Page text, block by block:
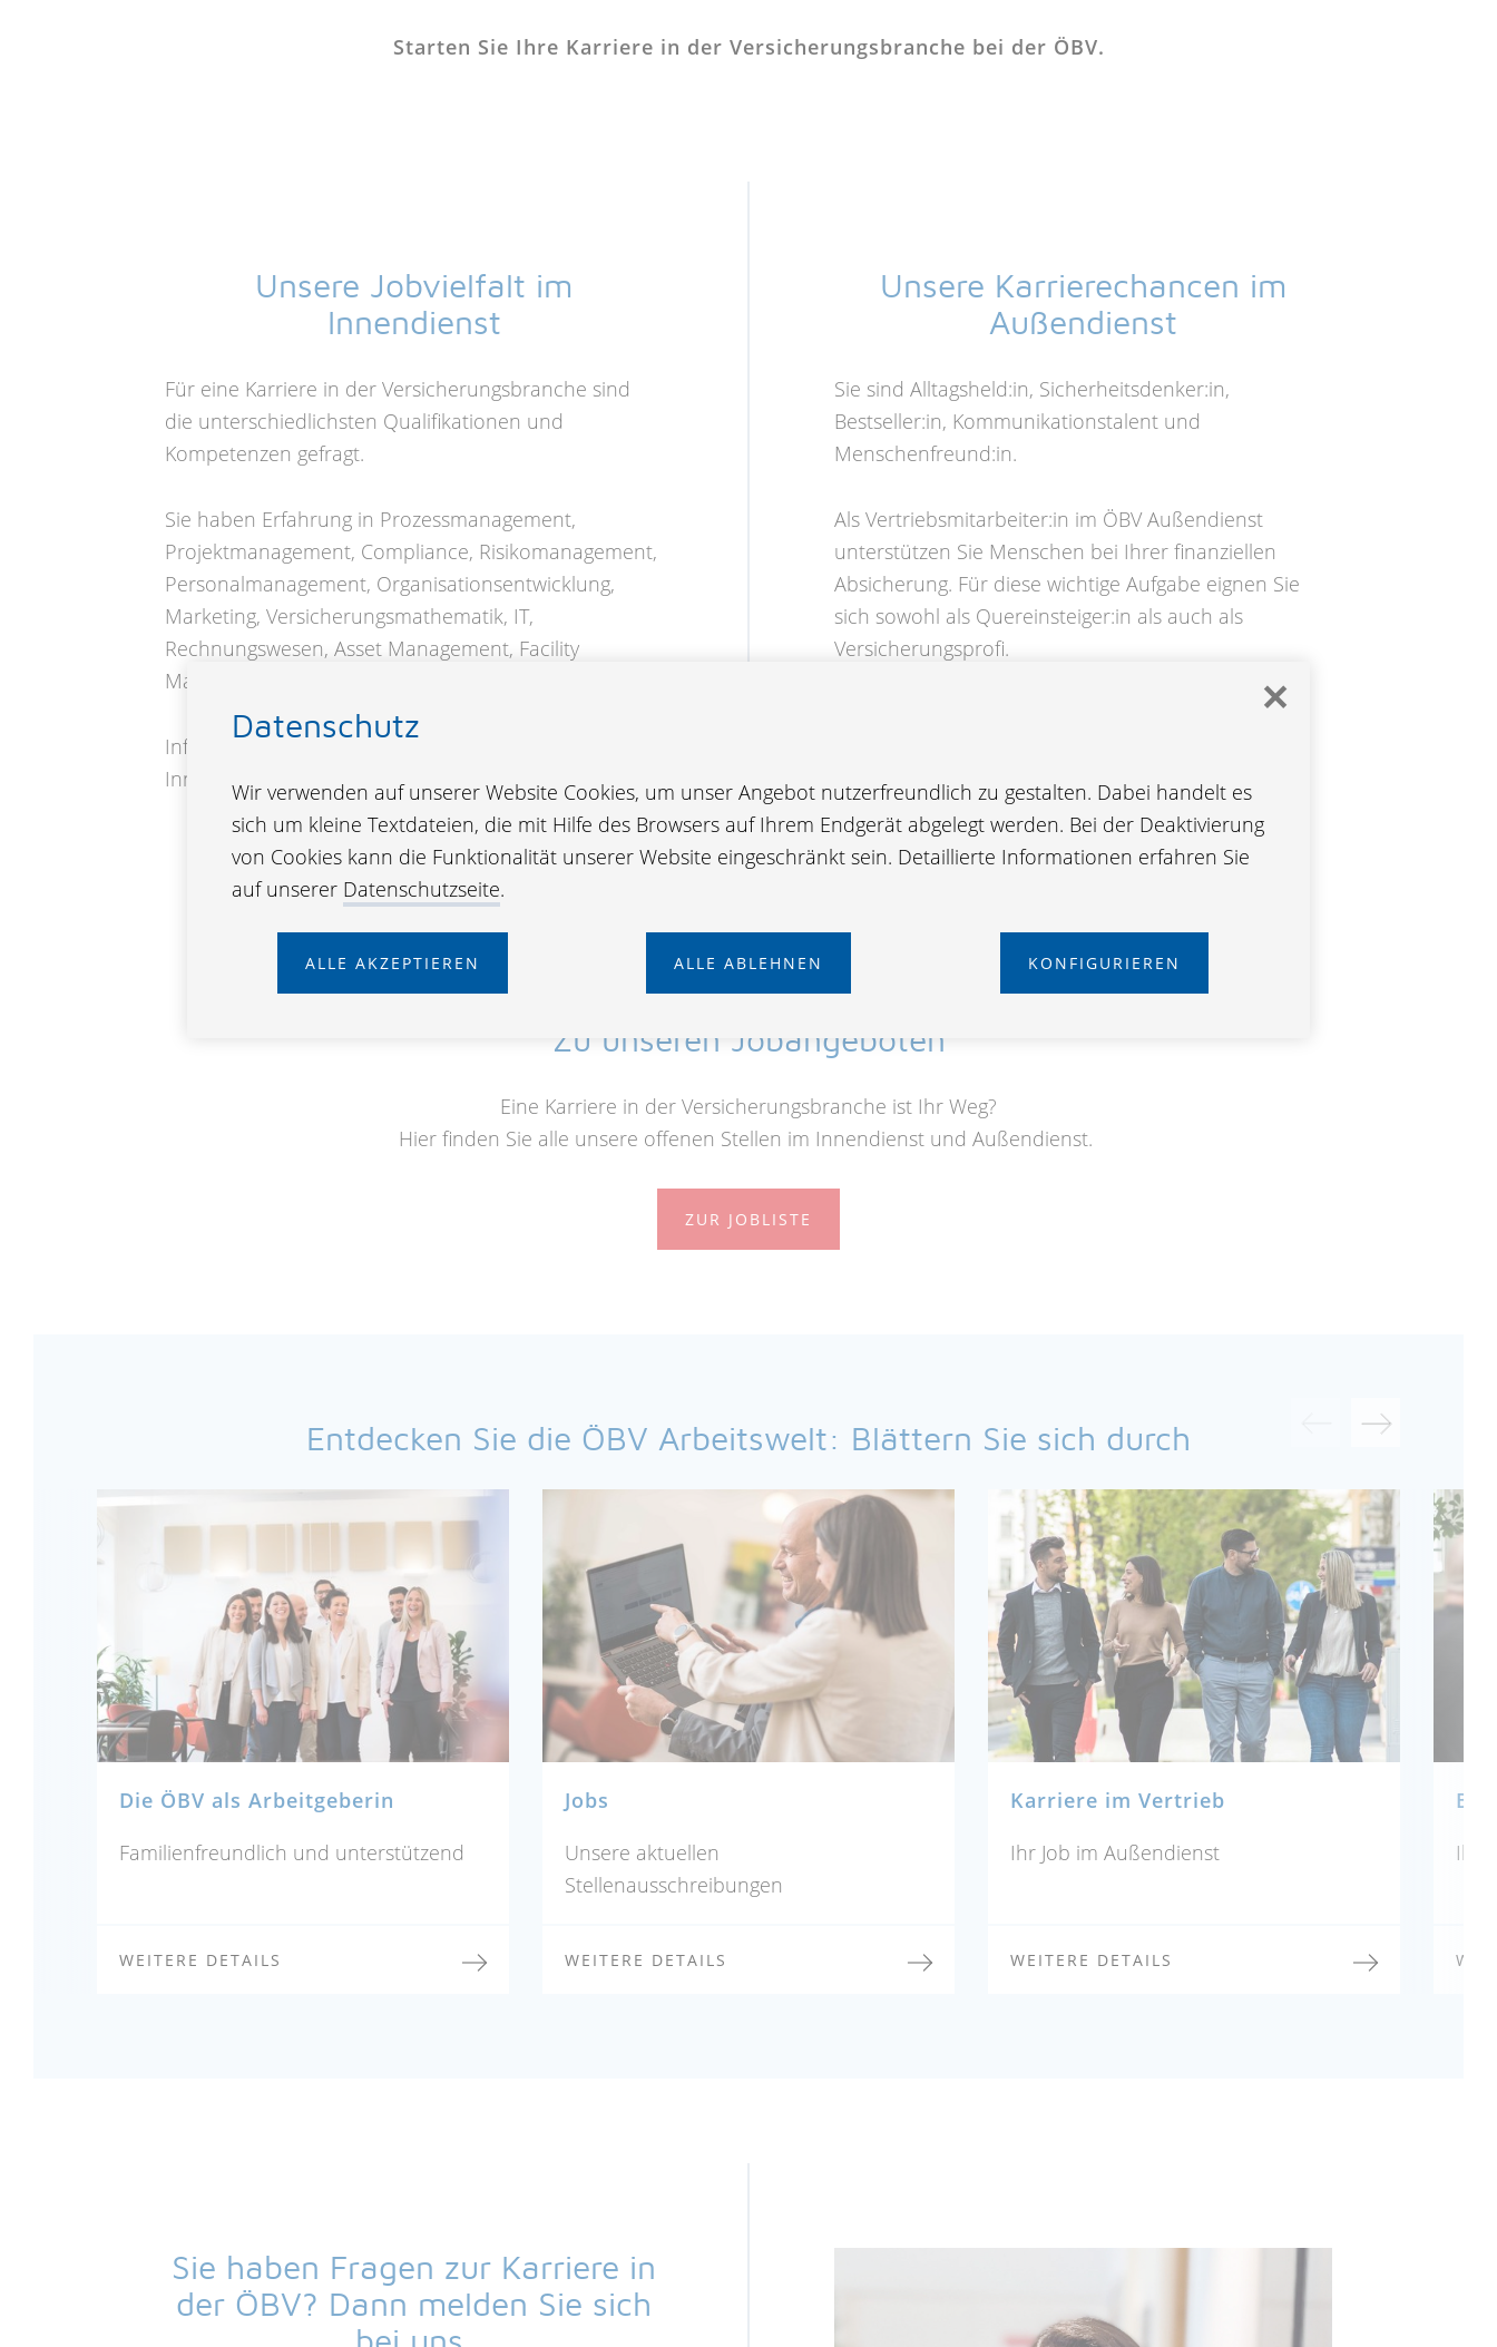
Starten Sie Ihre Karriere in der Versicherungsbranche bei der ÖBV.
Unsere Jobvielfalt im
Innendienst
Für eine Karriere in der Versicherungsbranche sind
die unterschiedlichsten Qualifikationen und
Kompetenzen gefragt.
Sie haben Erfahrung in Prozessmanagement,
Projektmanagement, Compliance, Risikomanagement,
Personalmanagement, Organisationsentwicklung,
Marketing, Versicherungsmathematik, IT,
Rechnungswesen, Asset Management, Facility
Management oder Vertragsservice.
Informieren Sie sich über unsere freien Stellen im ÖBV
Innendienst.
Unsere Karrierechancen im
Außendienst
Sie sind Alltagsheld:in, Sicherheitsdenker:in,
Bestseller:in, Kommunikationstalent und
Menschenfreund:in.
Als Vertriebsmitarbeiter:in im ÖBV Außendienst
unterstützen Sie Menschen bei Ihrer finanziellen
Absicherung. Für diese wichtige Aufgabe eignen Sie
sich sowohl als Quereinsteiger:in als auch als
Versicherungsprofi.
Zu unseren Jobangeboten
Eine Karriere in der Versicherungsbranche ist Ihr Weg?
Hier finden Sie alle unsere offenen Stellen im Innendienst und Außendienst.
ZUR JOBLISTE
Entdecken Sie die ÖBV Arbeitswelt: Blättern Sie sich durch
Die ÖBV als Arbeitgeberin
Familienfreundlich und unterstützend
WEITERE DETAILS
Jobs
Unsere aktuellen
Stellenausschreibungen
WEITERE DETAILS
Karriere im Vertrieb
Ihr Job im Außendienst
WEITERE DETAILS
Ihr
Sie haben Fragen zur Karriere in
der ÖBV? Dann melden Sie sich
✕
Datenschutz
Wir verwenden auf unserer Website Cookies, um unser Angebot nutzerfreundlich zu gestalten. Dabei handelt es
sich um kleine Textdateien, die mit Hilfe des Browsers auf Ihrem Endgerät abgelegt werden. Bei der Deaktivierung
von Cookies kann die Funktionalität unserer Website eingeschränkt sein. Detaillierte Informationen erfahren Sie
auf unserer Datenschutzseite.
ALLE AKZEPTIEREN ALLE ABLEHNEN KONFIGURIEREN